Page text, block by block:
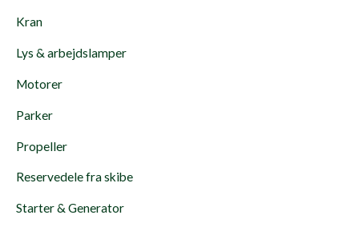
Kran
Lys & arbejdslamper
Motorer
Parker
Propeller
Reservedele fra skibe
Starter & Generator